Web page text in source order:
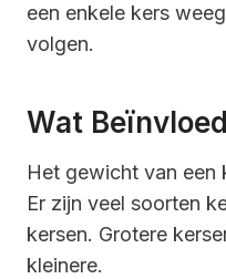
een enkele kers
volgen.
Wat
Het gewicht van een
Er zijn veel soorten
kersen. Grotere
kleinere.